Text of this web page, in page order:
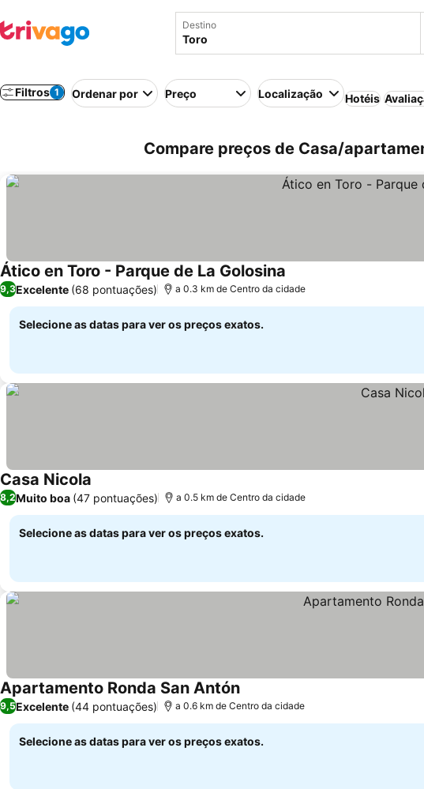
Destino
Filtros 1 Ordenar por Preço Localização Hotéis
Compare preços de Casa/
Ático en Toro - Parque de La Golosina
9,3Excelente (68 pontuações) a 0.3 km de Centro da cidade
Selecione as datas para ver os preços exatos.
Casa Nicola
8,2Muito boa (47 pontuações) a 0.5 km de Centro da cidade
Selecione as datas para ver os preços exatos.
Apartamento Ronda San Antón
9,5Excelente (44 pontuações) a 0.6 km de Centro da cidade
Selecione as datas para ver os preços exatos.